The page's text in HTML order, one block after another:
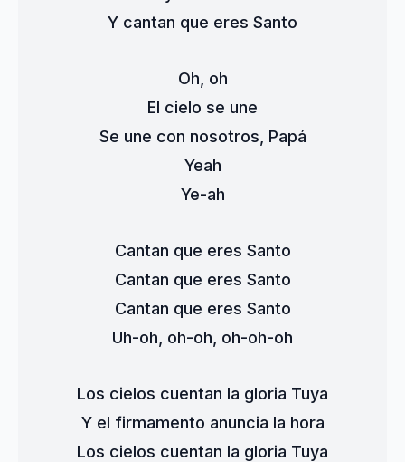
Y cantan que eres Santo
Oh, oh
El cielo se une
Se une con nosotros, Papá
Yeah
Ye-ah
Cantan que eres Santo
Cantan que eres Santo
Cantan que eres Santo
Uh-oh, oh-oh, oh-oh-oh
Los cielos cuentan la gloria Tuya
Y el firmamento anuncia la hora
Los cielos cuentan la gloria Tuya